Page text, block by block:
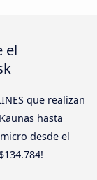
el
que realizan
hasta
desde el